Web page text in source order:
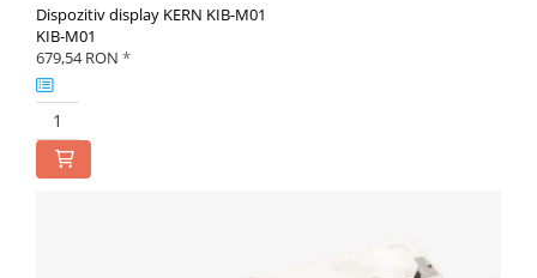
Dispozitiv display KERN KIB-M01
KIB-M01
679,54 RON *